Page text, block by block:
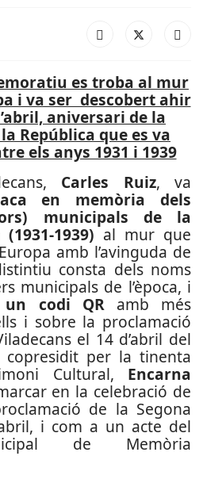
es troba al mur
i va ser descobert ahir
aniversari de la
República que es va
els anys 1931 i 1939
Carles Ruiz, va
en memòria dels
municipals de la
1939) al mur que
amb l’avinguda de
consta dels noms
municipals de l’època, i
un codi QRamb més
i sobre la proclamació
el 14 d’abril del
copresidit per la tinenta
Cultural, Encarna
en la celebració de
de la Segona
i com a un acte del
de Memòria